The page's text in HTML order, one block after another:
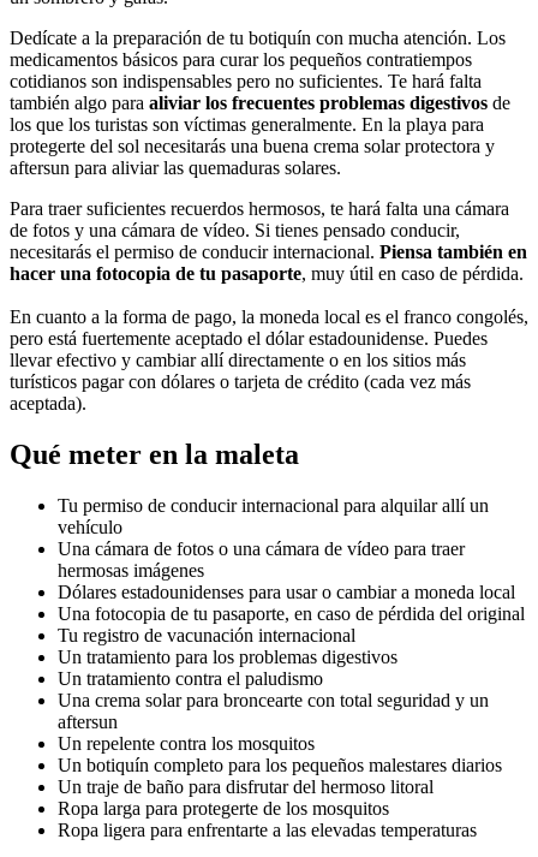
Dedícate a la preparación de tu botiquín con mucha atención. Los
medicamentos básicos para curar los pequeños contratiempos
cotidianos son indispensables pero no suficientes. Te hará falta
también algo para aliviar los frecuentes problemas digestivos de
los que los turistas son víctimas generalmente. En la playa para
protegerte del sol necesitarás una buena crema solar protectora y
aftersun para aliviar las quemaduras solares.
Para traer suficientes recuerdos hermosos, te hará falta una cámara
de fotos y una cámara de vídeo. Si tienes pensado conducir,
necesitarás el permiso de conducir internacional. Piensa también en
hacer una fotocopia de tu pasaporte, muy útil en caso de pérdida.
En cuanto a la forma de pago, la moneda local es el franco congolés,
pero está fuertemente aceptado el dólar estadounidense. Puedes
llevar efectivo y cambiar allí directamente o en los sitios más
turísticos pagar con dólares o tarjeta de crédito (cada vez más
aceptada).
Qué meter en la maleta
Tu permiso de conducir internacional para alquilar allí un
vehículo
Una cámara de fotos o una cámara de vídeo para traer
hermosas imágenes
Dólares estadounidenses para usar o cambiar a moneda local
Una fotocopia de tu pasaporte, en caso de pérdida del original
Tu registro de vacunación internacional
Un tratamiento para los problemas digestivos
Un tratamiento contra el paludismo
Una crema solar para broncearte con total seguridad y un
aftersun
Un repelente contra los mosquitos
Un botiquín completo para los pequeños malestares diarios
Un traje de baño para disfrutar del hermoso litoral
Ropa larga para protegerte de los mosquitos
Ropa ligera para enfrentarte a las elevadas temperaturas